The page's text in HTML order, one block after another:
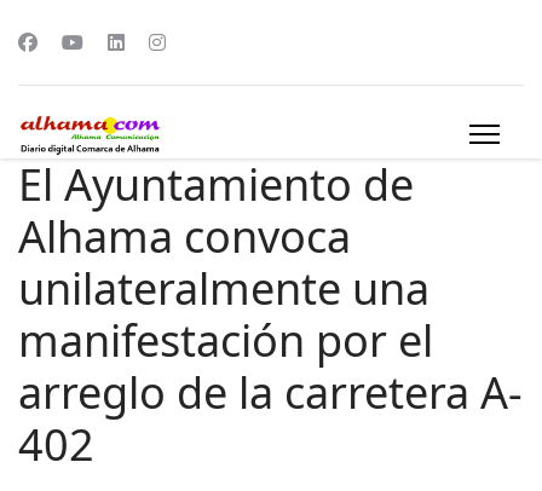
El Ayuntamiento de
Alhama convoca
unilateralmente una
manifestación por el
arreglo de la carretera A-
402